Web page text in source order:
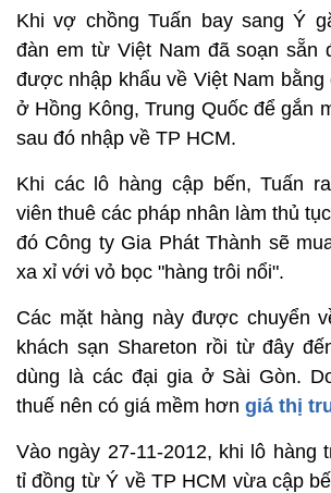
Khi vợ chồng Tuấn bay sang Ý
đàn em từ Việt Nam đã soạn sẵn
được nhập khẩu về Việt Nam bằng
ở Hồng Kông, Trung Quốc để gắn
sau đó nhập về TP HCM.
Khi các lô hàng cập bến, Tuấn
viên thuê các pháp nhân làm thủ
đó Công ty Gia Phát Thành sẽ
xa xỉ với vỏ bọc "hàng trôi nổi".
Các mặt hàng này được chuyển
khách sạn Shareton rồi từ đây
dùng là các đại gia ở Sài Gòn.
thuế nên có giá mềm hơn giá thị
Vào ngày 27-11-2012, khi lô hàng
tỉ đồng từ Ý về TP HCM vừa cập